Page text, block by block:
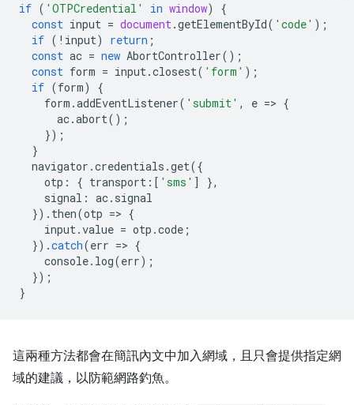
if ( 'OTPCredential' in window)
{
const input = document.getElementById( 'code' );
if ( ! input) return ;
const ac = new AbortController();
const form = input.closest( 'form' );
if (form)
{
form .addEventListener( 'submit' , e => {
ac.abort();
});
}
navigator .credentials .get({
otp : { transport : [ 'sms' ]
},
signal : ac. signal
}). then(otp => {
input.value = otp .code ;
}).catch(err => {
console. log(err);
});
}
這兩種方法都會在簡訊內文中加入網域，且只會提供指定網
域的建議，以防範網路釣魚。